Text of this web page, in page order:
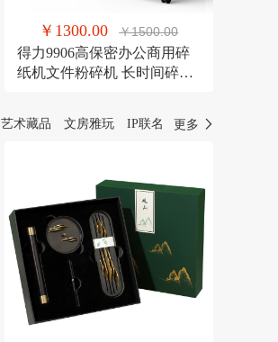
￥1300.00 ￥1500.00
得力9906高保密办公商用碎
纸机文件粉碎机 长时间碎纸
艺术藏品 文房雅玩 IP联名 更多